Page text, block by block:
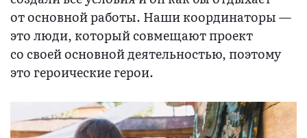
от основной работы. Наши координаторы —
это люди, который совмещают проект
со своей основной деятельностью, поэтому
это героические герои.